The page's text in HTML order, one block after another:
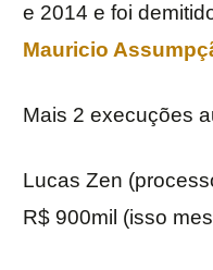
e 2014 e foi
Mauricio
Mais 2 execuções
Lucas Zen
R$ 900mil (isso